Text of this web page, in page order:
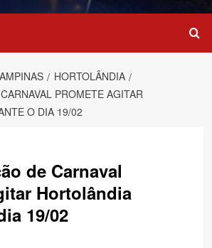
HORTOLÂNDIA
PROMETE AGITAR
O DIA 19/02
de Carnaval
Hortolândia
19/02